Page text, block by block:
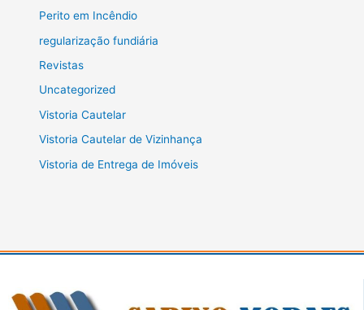
Perito em Incêndio
regularização fundiária
Revistas
Uncategorized
Vistoria Cautelar
Vistoria Cautelar de Vizinhança
Vistoria de Entrega de Imóveis